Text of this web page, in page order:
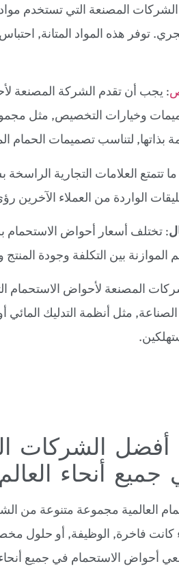
المصنعة التي تستخدم مواد
توفر هذه المواد المتانة,
: يجب أن تقدم الشركة المصنعة
وخيارات التخصيص, مثل
بذاتها, لتناسب تصميمات الحمام
ما تتمتع العلامات التجارية
الواردة من العملاء الآخرين
: تختلف أسعار أحواض الاستحمام
بين التكلفة وجودة المنتج
المصنعة لأحواض الاستحمام
مثل أنظمة التدليك المائي
قائمة أفضل
أنحاء العالم
العالمية مجموعة متنوعة من
كانت فاخرة, الوظيفة, أو حلول
القمة 15 مصنعي أحواض الاستحمام في جميع